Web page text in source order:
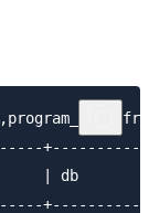
+----------
| db       |
+----------